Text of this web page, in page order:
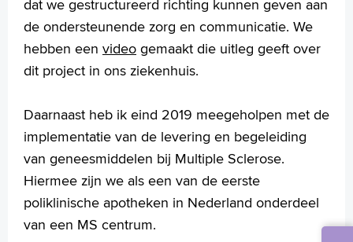
dat we gestructureerd richting kunnen geven aan
de ondersteunende zorg en communicatie. We
hebben een video gemaakt die uitleg geeft over
dit project in ons ziekenhuis.
Daarnaast heb ik eind 2019 meegeholpen met de
implementatie van de levering en begeleiding
van geneesmiddelen bij Multiple Sclerose.
Hiermee zijn we als een van de eerste
poliklinische apotheken in Nederland onderdeel
van een MS centrum.